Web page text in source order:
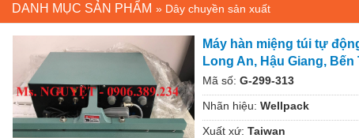
DANH MỤC SẢN PHẨM » Dây chuyền sản xuất
Máy hàn miệng túi tự
Long An, Hậu Giang, Bến
Mã số: G-299-313
Nhãn hiệu: Wellpack
Xuất xứ: Taiwan